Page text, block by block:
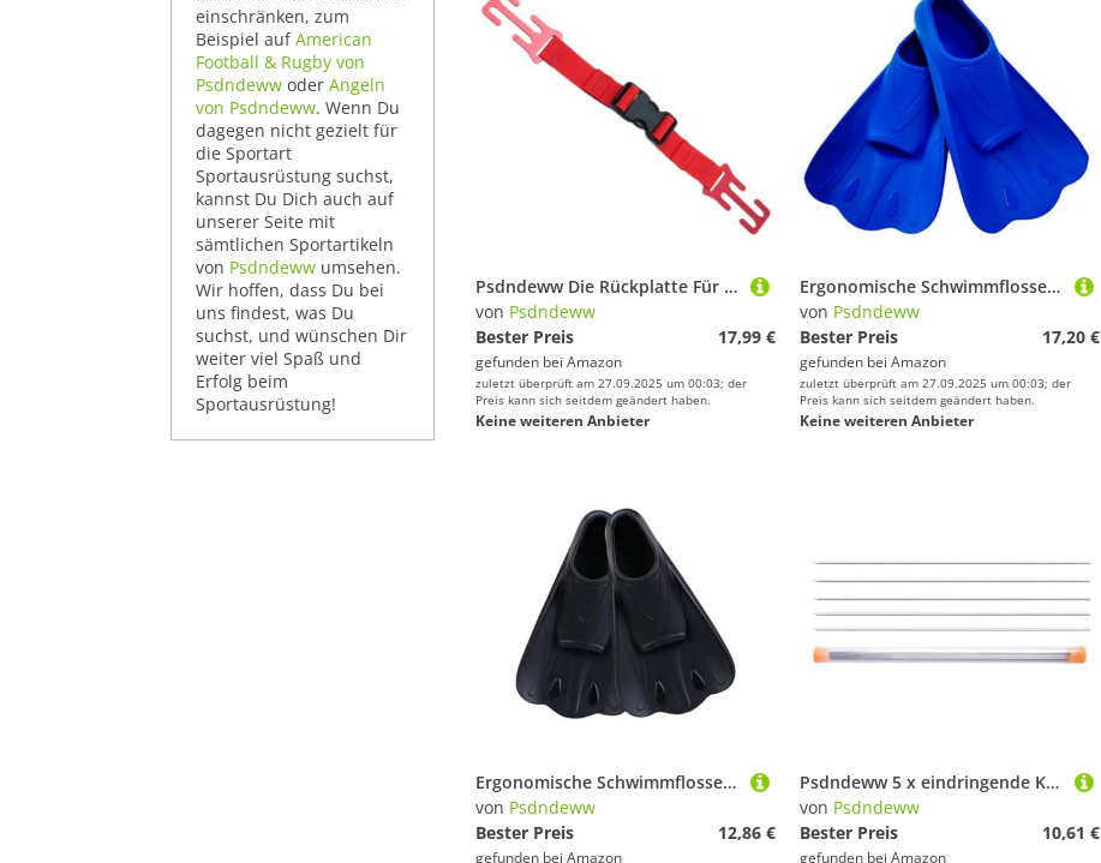
einschränken, zum
Beispiel aufAmerican
Football & Rugby von
Psdndeww oder Angeln
von Psdndeww. Wenn Du
dagegen nicht gezielt für
die Sportart
Sportausrüstung suchst,
kannst Du Dich auch auf
unserer Seite mit
sämtlichen Sportartikeln
von Psdndeww umsehen.
Wir hoffen, dass Du bei
uns findest, was Du
suchst, und wünschen Dir
weiter viel Spaß und
Erfolg beim
Sportausrüstung!
Psdndeww Die Rückplatte Für Tauchschnecken Mit Einstellbarem Clip Gibt Schnell Die Brust Sternum Riemen Für Ozeans Erkundungs ​​ Schnorchel Rückenplatte Mit Nylonsgurten Frei
von Psdndeww
Bester Preis
17,99 €
gefunden bei Amazon
zuletzt überprüft am 27.09.2025 um 00:03; der
Preis kann sich seitdem geändert haben.
Keine weiteren Anbieter
Ergonomische Schwimmflossen für Erwachsene mit flexiblen Schnorchelflossen, zum Schwimmen, Reisen, Unisex, für Erwachsene
von Psdndeww
Bester Preis
17,20 €
gefunden bei Amazon
zuletzt überprüft am 27.09.2025 um 00:03; der
Preis kann sich seitdem geändert haben.
Keine weiteren Anbieter
Ergonomische Schwimmflossen für Erwachsene, flexible Schnorchelflossen für Schwimmreisen, Unisex, Erwachsene
von Psdndeww
Bester Preis
12,86 €
gefunden bei Amazon
Psdndeww 5 x eindringende Ködernadeln, Bohrer, Angelnadel, Edelstahl, hohl, Regenwurm-Hakennadel
von Psdndeww
Bester Preis
10,61 €
gefunden bei Amazon